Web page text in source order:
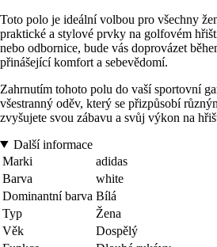
Toto polo je ideální volbou pro všechny
praktické a stylové prvky na golfovém
nebo odbornice, bude vás doprovázet
přinášející komfort a sebevědomí.
Zahrnutím tohoto polu do vaší sportovní
všestranný oděv, který se přizpůsobí
zvyšujete svou zábavu a svůj výkon na
Další informace
Marki
adidas
Barva
white
Dominantní barva Bílá
Typ
Žena
Věk
Dospělý